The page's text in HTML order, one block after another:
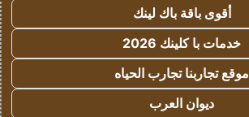
أقوى باقة باك لينك
خدمات با كلينك 2026
موقع تجاربنا تجارب الحياه
ديوان العرب